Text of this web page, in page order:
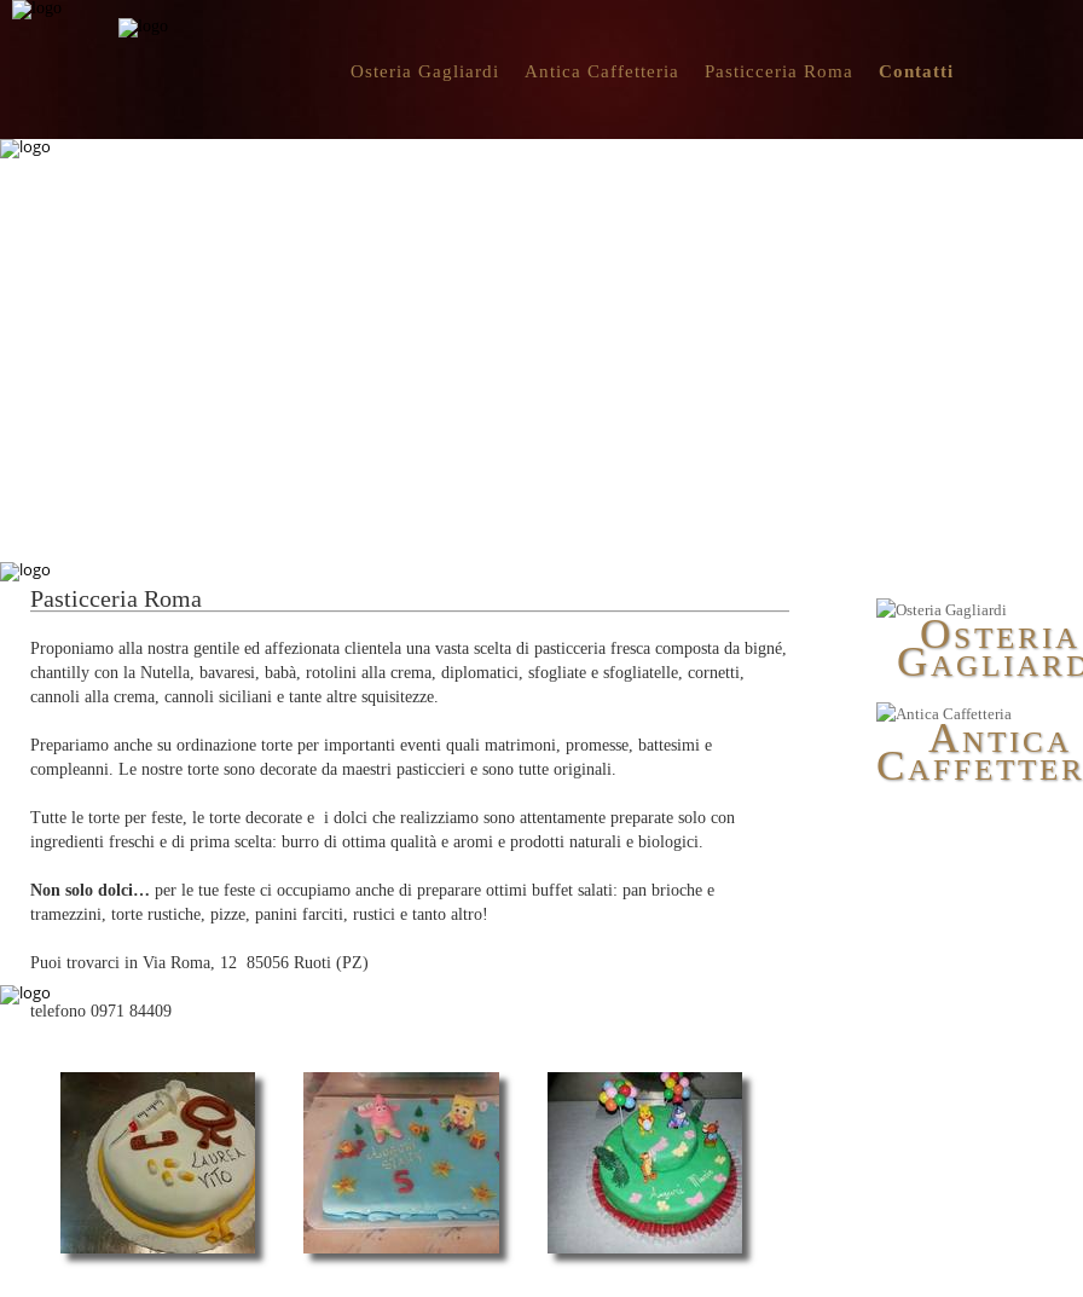
Osteria Gagliardi Antica Caffetteria Pasticceria Roma Contatti
OSTERIA
G
ANTICA
C
Pasticceria Roma
Proponiamo alla nostra gentile ed affezionata clientela una vasta scelta di pasticceria fresca composta da bigné,
chantilly con la Nutella, bavaresi, babà, rotolini alla crema, diplomatici, sfogliate e sfogliatelle, cornetti,
cannoli alla crema, cannoli siciliani e tante altre squisitezze.
Prepariamo anche su ordinazione torte per importanti eventi quali matrimoni, promesse, battesimi e
compleanni. Le nostre torte sono decorate da maestri pasticcieri e sono tutte originali.
Tutte le torte per feste, le torte decorate e i dolci che realizziamo sono attentamente preparate solo con
ingredienti freschi e di prima scelta: burro di ottima qualità e aromi e prodotti naturali e biologici.
Non solo dolci… per le tue feste ci occupiamo anche di preparare ottimi buffet salati: pan brioche e
tramezzini, torte rustiche, pizze, panini farciti, rustici e tanto altro!
Puoi trovarci in Via Roma, 12 85056 Ruoti (PZ)
telefono 0971 84409